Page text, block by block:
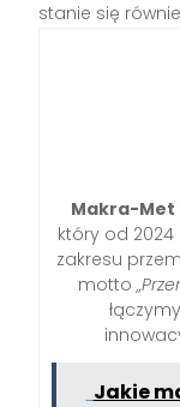
stanie się
Makra-Met
który od
zakresu
motto
Jakie